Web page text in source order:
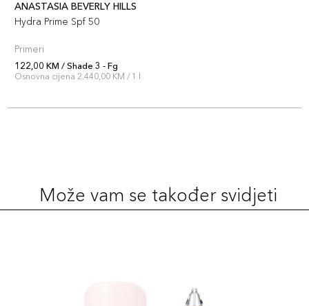
ANASTASIA BEVERLY HILLS
Hydra Prime Spf 50
Primeri
122,00 KM / Shade 3 - Fg
Osnovna cijena 2.440,00 KM / 1 l
Može vam se također svidjeti